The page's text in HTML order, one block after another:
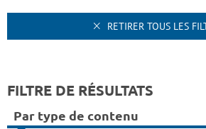
RETIRER TOUS LES
FILTRE DE RÉSULTATS
Par type de contenu